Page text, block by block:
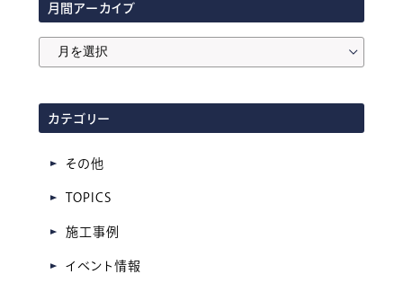
月間アーカイブ
ア
ー
カ
イ
カテゴリー
その他
TOPICS
施工事例
イベント情報